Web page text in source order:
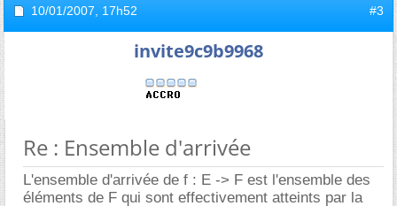
10/01/2007, 17h52 #3
invite9c9b9968
Re : Ensemble d'arrivée
L'ensemble d'arrivée de f : E -> F est l'ensemble des
éléments de F qui sont effectivement atteints par la